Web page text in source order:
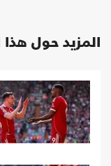
المزيد حول